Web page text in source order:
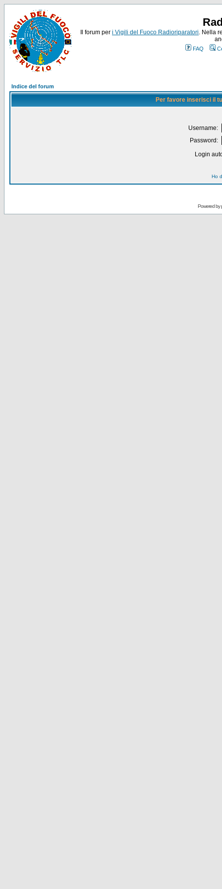
Il forum per i Vigili del Fuoco Radioriparatori. Nella
FAQ
Indice del forum
Per favore inserisci il
Username:
Password:
Login
Ho
Powered by